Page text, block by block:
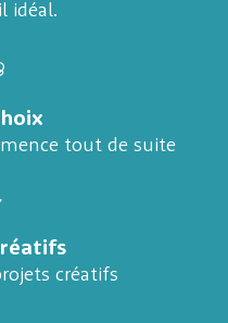
idéal.
tout de suite
créatifs